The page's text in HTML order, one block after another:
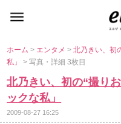
ホーム> エンタメ>北乃きい、初
私」> 写真・詳細 3枚目
北乃きい、初の“撮り
ックな私」
2009-08-27 16:25